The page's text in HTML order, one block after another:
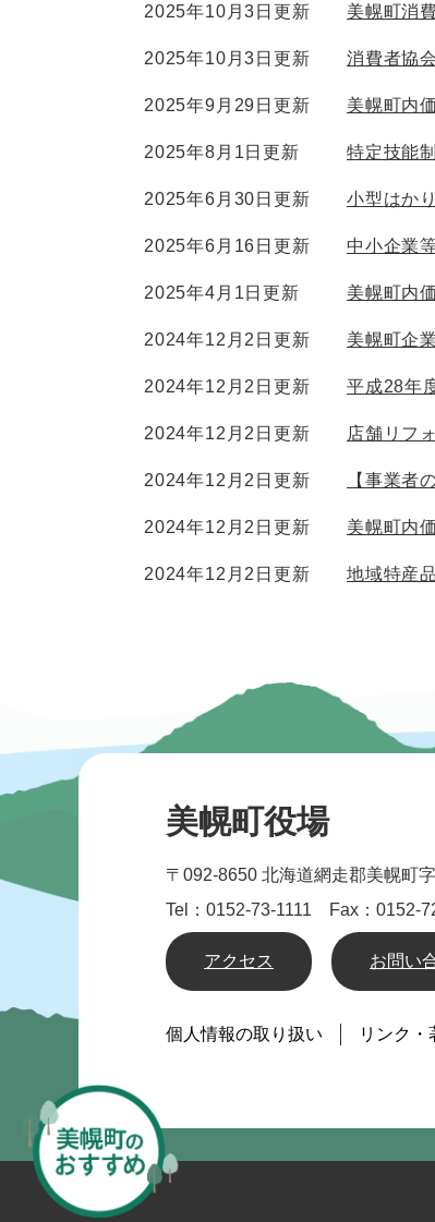
2025年10月3日更新 美幌町消
2025年10月3日更新 消費者協
2025年9月29日更新 美幌町内
2025年8月1日更新 特定技能
2025年6月30日更新 小型はか
2025年6月16日更新 中小企業
2025年4月1日更新 美幌町内
2024年12月2日更新 美幌町企
2024年12月2日更新 平成28年
2024年12月2日更新 店舗リフ
2024年12月2日更新 【事業者
2024年12月2日更新 美幌町内
2024年12月2日更新 地域特産
美幌町役場
〒092-8650 北海道網走郡美幌町
Tel：0152-73-1111 Fax：0152-
アクセス お問い
個人情報の取り扱い リンク・